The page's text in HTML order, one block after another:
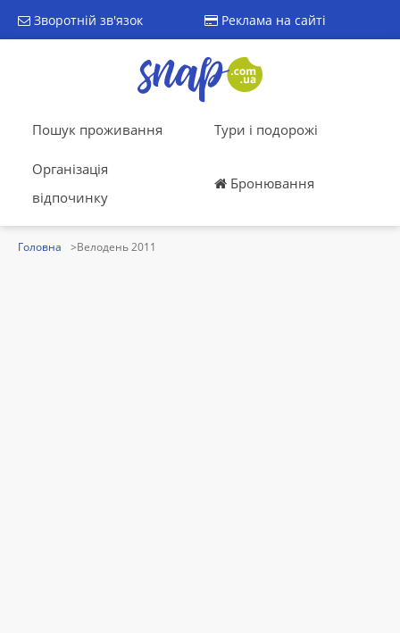
Зворотній зв'язок Реклама на сайті
Пошук проживання Тури і подорожі
Організація
відпочинку
Бронювання
Головна Велодень 2011